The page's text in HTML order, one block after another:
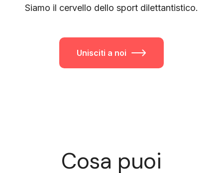
Siamo il cervello dello sport dilettantistico.
Unisciti a noi
Cosa puoi